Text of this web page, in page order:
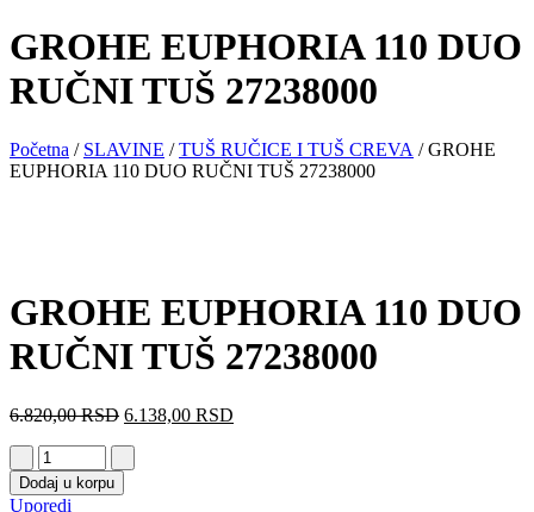
GROHE EUPHORIA 110 DUO
RUČNI TUŠ 27238000
Početna / SLAVINE /TUŠ RUČICE I TUŠ CREVA / GROHE
EUPHORIA 110 DUO RUČNI TUŠ 27238000
GROHE EUPHORIA 110 DUO
RUČNI TUŠ 27238000
6.820,00RSD 6.138,00 RSD
Dodaj u korpu
Uporedi